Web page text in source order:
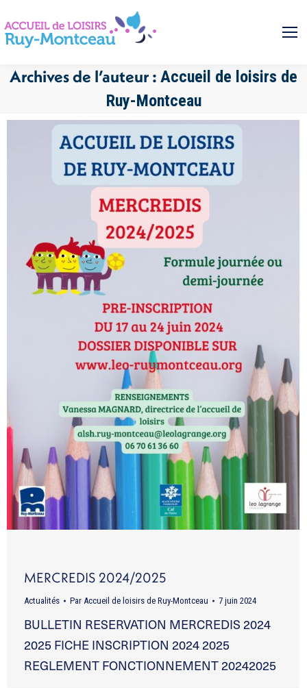
Archives de l’auteur : Accueil de loisirs de
Ruy-Montceau
Vous êtes ici :
MERCREDIS 2024/2025
Actualités Par Accueil de loisirs de Ruy-Montceau 7 juin 2024
BULLETIN RESERVATION MERCREDIS 2024
2025 FICHE INSCRIPTION 2024 2025
REGLEMENT FONCTIONNEMENT 20242025